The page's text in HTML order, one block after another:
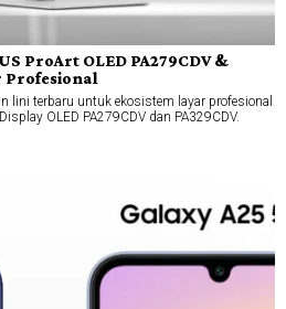
ProArt OLED PA279CDV &
Profesional
lini terbaru untuk ekosistem layar profesional
OLED PA279CDV dan PA329CDV.